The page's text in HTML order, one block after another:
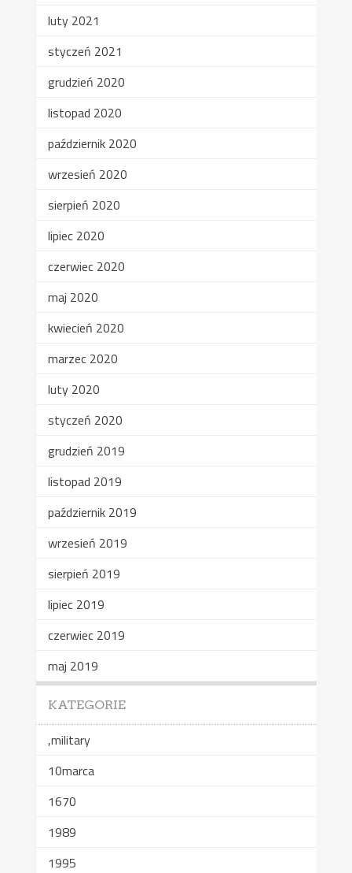
luty 2021
styczeń 2021
grudzień 2020
listopad 2020
październik 2020
wrzesień 2020
sierpień 2020
lipiec 2020
czerwiec 2020
maj 2020
kwiecień 2020
marzec 2020
luty 2020
styczeń 2020
grudzień 2019
listopad 2019
październik 2019
wrzesień 2019
sierpień 2019
lipiec 2019
czerwiec 2019
maj 2019
KATEGORIE
,military
10marca
1670
1989
1995